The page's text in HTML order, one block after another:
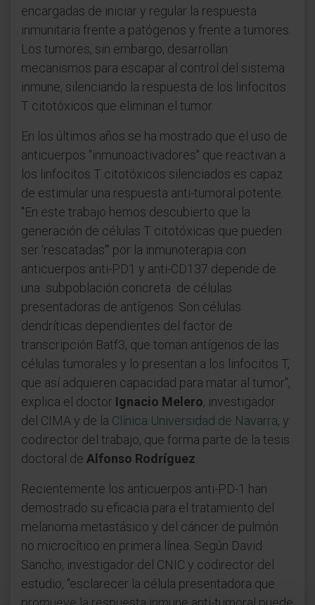
encargadas de iniciar y regular la respuesta
inmunitaria frente a patógenos y frente a tumores.
Los tumores, sin embargo, desarrollan
mecanismos para escapar al control del sistema
inmune, silenciando la respuesta de los linfocitos
T citotóxicos que eliminan el tumor.
En los últimos años se ha mostrado que el uso de
anticuerpos "inmunoactivadores" que reactivan a
los linfocitos T citotóxicos silenciados es capaz
de estimular una respuesta anti-tumoral potente.
"En este trabajo hemos descubierto que la
generación de células T citotóxicas que pueden
ser ‘rescatadas'" por la inmunoterapia con
anticuerpos anti-PD1 y anti-CD137 depende de
una subpoblación concreta de células
presentadoras de antígenos. Son células
dendríticas dependientes del factor de
transcripción Batf3, que toman antígenos de las
células tumorales y lo presentan a los linfocitos T,
que así adquieren capacidad para matar al tumor",
explica el doctor Ignacio Melero, investigador
del CIMA y de la Clínica Universidad de Navarra, y
codirector del trabajo, que forma parte de la tesis
doctoral de Alfonso Rodríguez
Recientemente los anticuerpos anti-PD-1 han
demostrado su eficacia para el tratamiento del
melanoma metastásico y del cáncer de pulmón
no microcítico en primera línea. Según David
Sancho, investigador del CNIC y codirector del
estudio, "esclarecer la célula presentadora que